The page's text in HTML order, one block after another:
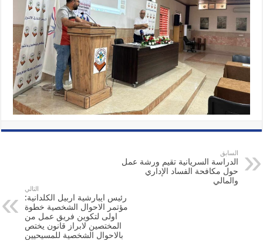
السابق
الدراسة السريانية تقيم ورشة عمل
حول مكافحة الفساد الإداري
والمالي
التالي
رئيس ايبارشية اربيل الكلدانية:
مؤتمر الاحوال الشخصية خطوة
اولى لتكوين فريق عمل من
المختصين لابراز قانون يختص
بالاحوال الشخصية للمسيحيين